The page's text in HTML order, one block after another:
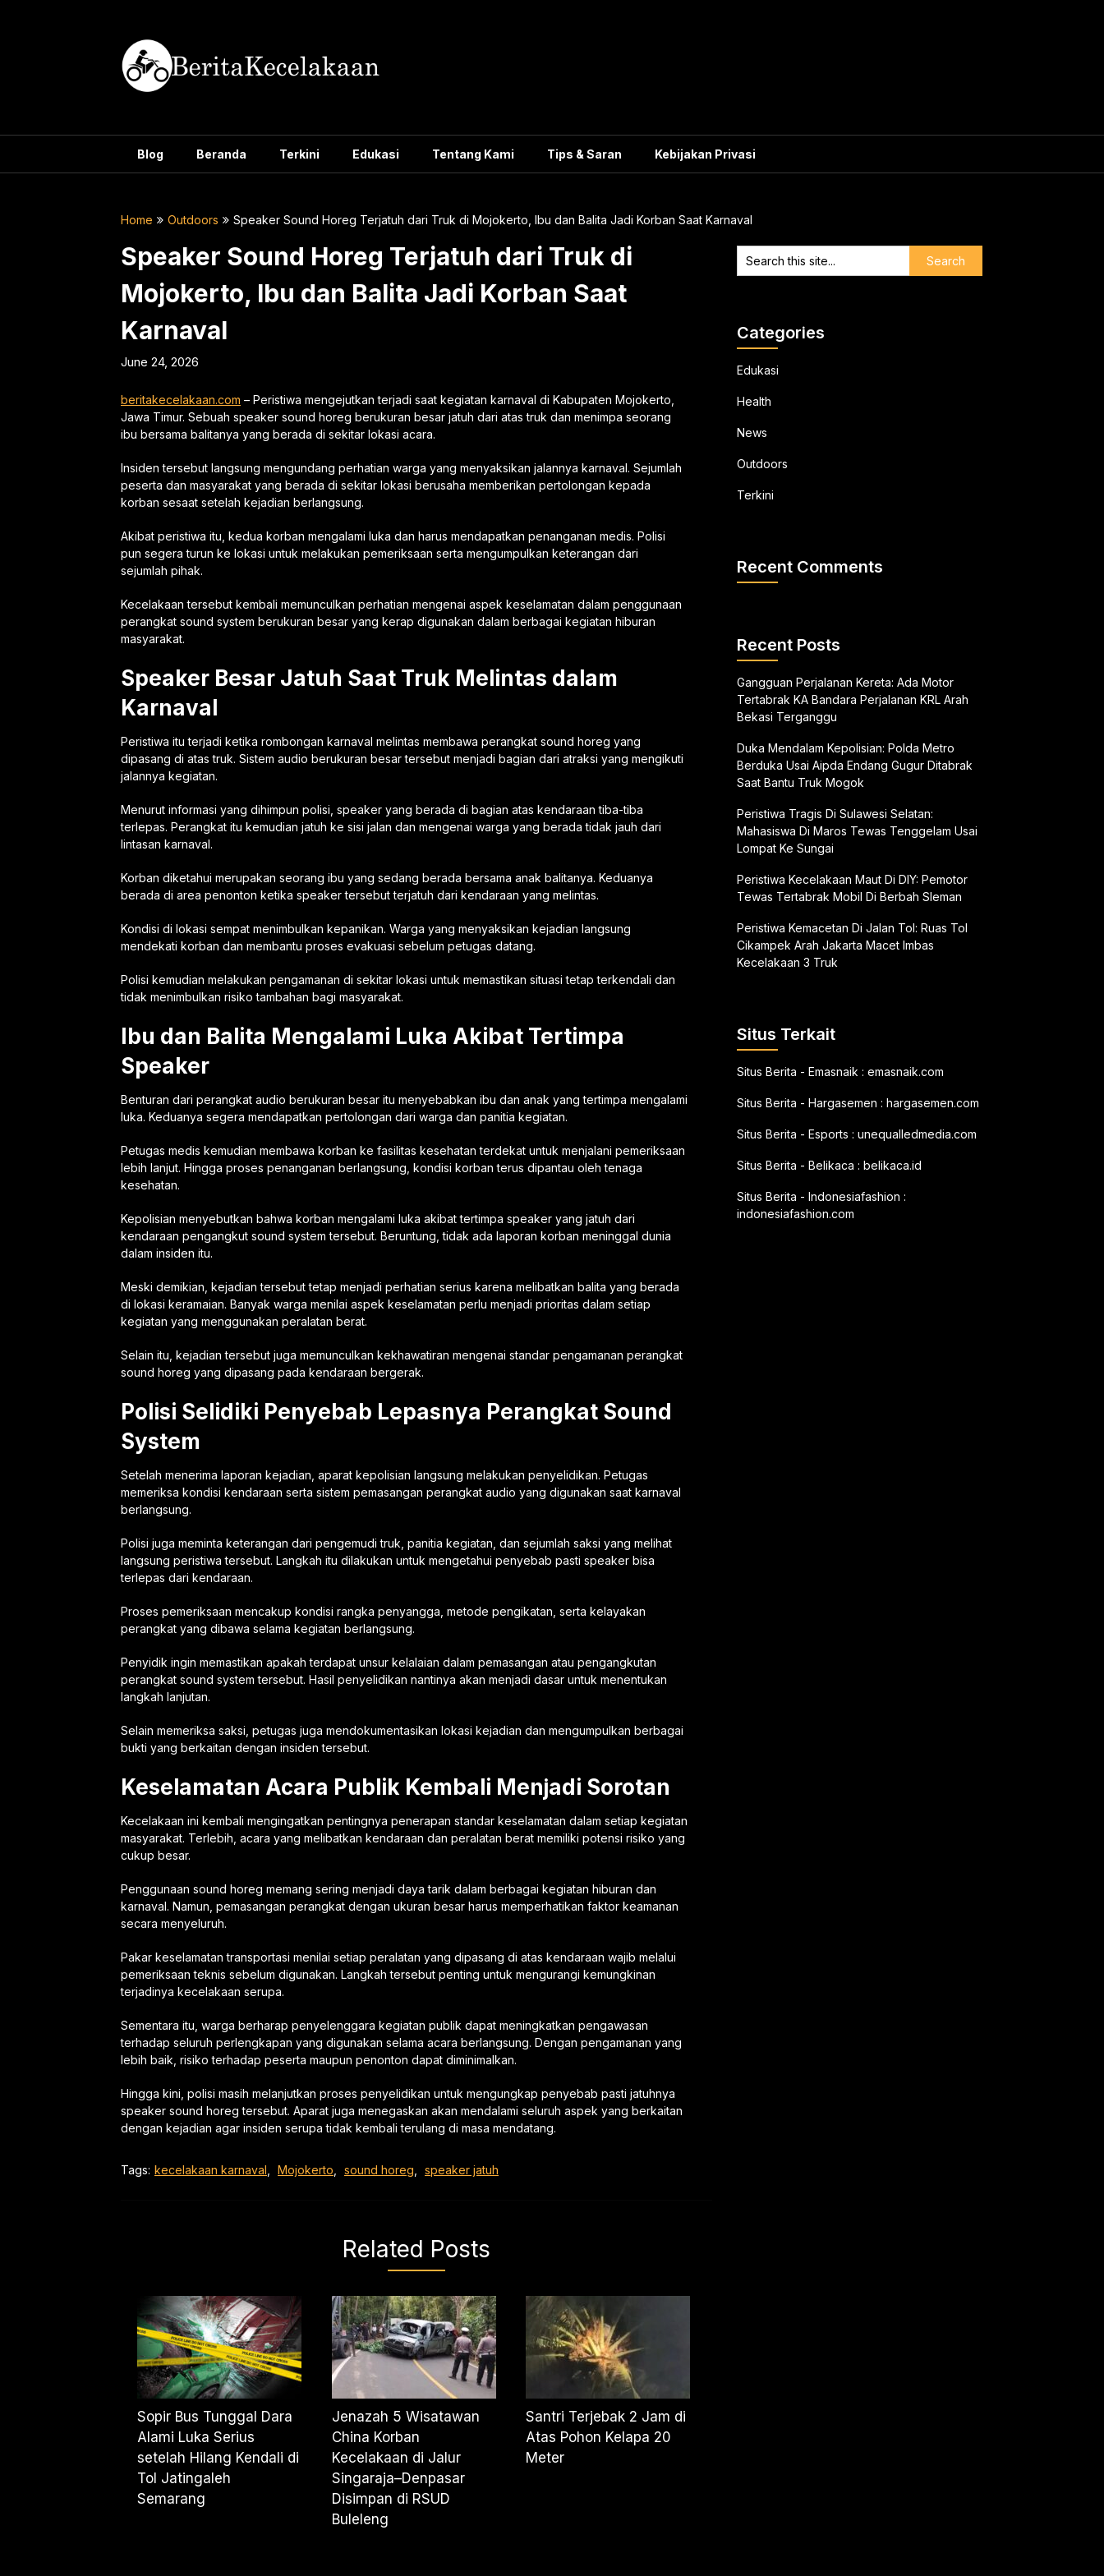
Blog Beranda Terkini Edukasi Tentang Kami Tips & Saran Kebijakan Privasi
Home Outdoors Speaker Sound Horeg Terjatuh dari Truk di Mojokerto, Ibu dan Balita Jadi Korban Saat Karnaval
Speaker Sound Horeg Terjatuh dari Truk di
Mojokerto, Ibu dan Balita Jadi Korban Saat
Karnaval
June 24, 2026
beritakecelakaan.com – Peristiwa mengejutkan terjadi saat kegiatan karnaval di Kabupaten Mojokerto,
Jawa Timur. Sebuah speaker sound horeg berukuran besar jatuh dari atas truk dan menimpa seorang
ibu bersama balitanya yang berada di sekitar lokasi acara.
Insiden tersebut langsung mengundang perhatian warga yang menyaksikan jalannya karnaval. Sejumlah
peserta dan masyarakat yang berada di sekitar lokasi berusaha memberikan pertolongan kepada
korban sesaat setelah kejadian berlangsung.
Akibat peristiwa itu, kedua korban mengalami luka dan harus mendapatkan penanganan medis. Polisi
pun segera turun ke lokasi untuk melakukan pemeriksaan serta mengumpulkan keterangan dari
sejumlah pihak.
Kecelakaan tersebut kembali memunculkan perhatian mengenai aspek keselamatan dalam penggunaan
perangkat sound system berukuran besar yang kerap digunakan dalam berbagai kegiatan hiburan
masyarakat.
Speaker Besar Jatuh Saat Truk Melintas dalam
Karnaval
Peristiwa itu terjadi ketika rombongan karnaval melintas membawa perangkat sound horeg yang
dipasang di atas truk. Sistem audio berukuran besar tersebut menjadi bagian dari atraksi yang mengikuti
jalannya kegiatan.
Menurut informasi yang dihimpun polisi, speaker yang berada di bagian atas kendaraan tiba-tiba
terlepas. Perangkat itu kemudian jatuh ke sisi jalan dan mengenai warga yang berada tidak jauh dari
lintasan karnaval.
Korban diketahui merupakan seorang ibu yang sedang berada bersama anak balitanya. Keduanya
berada di area penonton ketika speaker tersebut terjatuh dari kendaraan yang melintas.
Kondisi di lokasi sempat menimbulkan kepanikan. Warga yang menyaksikan kejadian langsung
mendekati korban dan membantu proses evakuasi sebelum petugas datang.
Polisi kemudian melakukan pengamanan di sekitar lokasi untuk memastikan situasi tetap terkendali dan
tidak menimbulkan risiko tambahan bagi masyarakat.
Ibu dan Balita Mengalami Luka Akibat Tertimpa
Speaker
Benturan dari perangkat audio berukuran besar itu menyebabkan ibu dan anak yang tertimpa mengalami
luka. Keduanya segera mendapatkan pertolongan dari warga dan panitia kegiatan.
Petugas medis kemudian membawa korban ke fasilitas kesehatan terdekat untuk menjalani pemeriksaan
lebih lanjut. Hingga proses penanganan berlangsung, kondisi korban terus dipantau oleh tenaga
kesehatan.
Kepolisian menyebutkan bahwa korban mengalami luka akibat tertimpa speaker yang jatuh dari
kendaraan pengangkut sound system tersebut. Beruntung, tidak ada laporan korban meninggal dunia
dalam insiden itu.
Meski demikian, kejadian tersebut tetap menjadi perhatian serius karena melibatkan balita yang berada
di lokasi keramaian. Banyak warga menilai aspek keselamatan perlu menjadi prioritas dalam setiap
kegiatan yang menggunakan peralatan berat.
Selain itu, kejadian tersebut juga memunculkan kekhawatiran mengenai standar pengamanan perangkat
sound horeg yang dipasang pada kendaraan bergerak.
Polisi Selidiki Penyebab Lepasnya Perangkat Sound
System
Setelah menerima laporan kejadian, aparat kepolisian langsung melakukan penyelidikan. Petugas
memeriksa kondisi kendaraan serta sistem pemasangan perangkat audio yang digunakan saat karnaval
berlangsung.
Polisi juga meminta keterangan dari pengemudi truk, panitia kegiatan, dan sejumlah saksi yang melihat
langsung peristiwa tersebut. Langkah itu dilakukan untuk mengetahui penyebab pasti speaker bisa
terlepas dari kendaraan.
Proses pemeriksaan mencakup kondisi rangka penyangga, metode pengikatan, serta kelayakan
perangkat yang dibawa selama kegiatan berlangsung.
Penyidik ingin memastikan apakah terdapat unsur kelalaian dalam pemasangan atau pengangkutan
perangkat sound system tersebut. Hasil penyelidikan nantinya akan menjadi dasar untuk menentukan
langkah lanjutan.
Selain memeriksa saksi, petugas juga mendokumentasikan lokasi kejadian dan mengumpulkan berbagai
bukti yang berkaitan dengan insiden tersebut.
Keselamatan Acara Publik Kembali Menjadi Sorotan
Kecelakaan ini kembali mengingatkan pentingnya penerapan standar keselamatan dalam setiap kegiatan
masyarakat. Terlebih, acara yang melibatkan kendaraan dan peralatan berat memiliki potensi risiko yang
cukup besar.
Penggunaan sound horeg memang sering menjadi daya tarik dalam berbagai kegiatan hiburan dan
karnaval. Namun, pemasangan perangkat dengan ukuran besar harus memperhatikan faktor keamanan
secara menyeluruh.
Pakar keselamatan transportasi menilai setiap peralatan yang dipasang di atas kendaraan wajib melalui
pemeriksaan teknis sebelum digunakan. Langkah tersebut penting untuk mengurangi kemungkinan
terjadinya kecelakaan serupa.
Sementara itu, warga berharap penyelenggara kegiatan publik dapat meningkatkan pengawasan
terhadap seluruh perlengkapan yang digunakan selama acara berlangsung. Dengan pengamanan yang
lebih baik, risiko terhadap peserta maupun penonton dapat diminimalkan.
Hingga kini, polisi masih melanjutkan proses penyelidikan untuk mengungkap penyebab pasti jatuhnya
speaker sound horeg tersebut. Aparat juga menegaskan akan mendalami seluruh aspek yang berkaitan
dengan kejadian agar insiden serupa tidak kembali terulang di masa mendatang.
Tags: kecelakaan karnaval Mojokerto sound horeg speaker jatuh
Related Posts
Sopir Bus Tunggal Dara
Alami Luka Serius
setelah Hilang Kendali di
Tol Jatingaleh
Semarang
Jenazah 5 Wisatawan
China Korban
Kecelakaan di Jalur
Singaraja–Denpasar
Disimpan di RSUD
Buleleng
Santri Terjebak 2 Jam di
Atas Pohon Kelapa 20
Meter
Categories
Edukasi
Health
News
Outdoors
Terkini
Recent Comments
Recent Posts
Gangguan Perjalanan Kereta: Ada Motor
Tertabrak KA Bandara Perjalanan KRL Arah
Bekasi Terganggu
Duka Mendalam Kepolisian: Polda Metro
Berduka Usai Aipda Endang Gugur Ditabrak
Saat Bantu Truk Mogok
Peristiwa Tragis Di Sulawesi Selatan:
Mahasiswa Di Maros Tewas Tenggelam Usai
Lompat Ke Sungai
Peristiwa Kecelakaan Maut Di DIY: Pemotor
Tewas Tertabrak Mobil Di Berbah Sleman
Peristiwa Kemacetan Di Jalan Tol: Ruas Tol
Cikampek Arah Jakarta Macet Imbas
Kecelakaan 3 Truk
Situs Terkait
Situs Berita - Emasnaik : emasnaik.com
Situs Berita - Hargasemen : hargasemen.com
Situs Berita - Esports : unequalledmedia.com
Situs Berita - Belikaca : belikaca.id
Situs Berita - Indonesiafashion :
indonesiafashion.com